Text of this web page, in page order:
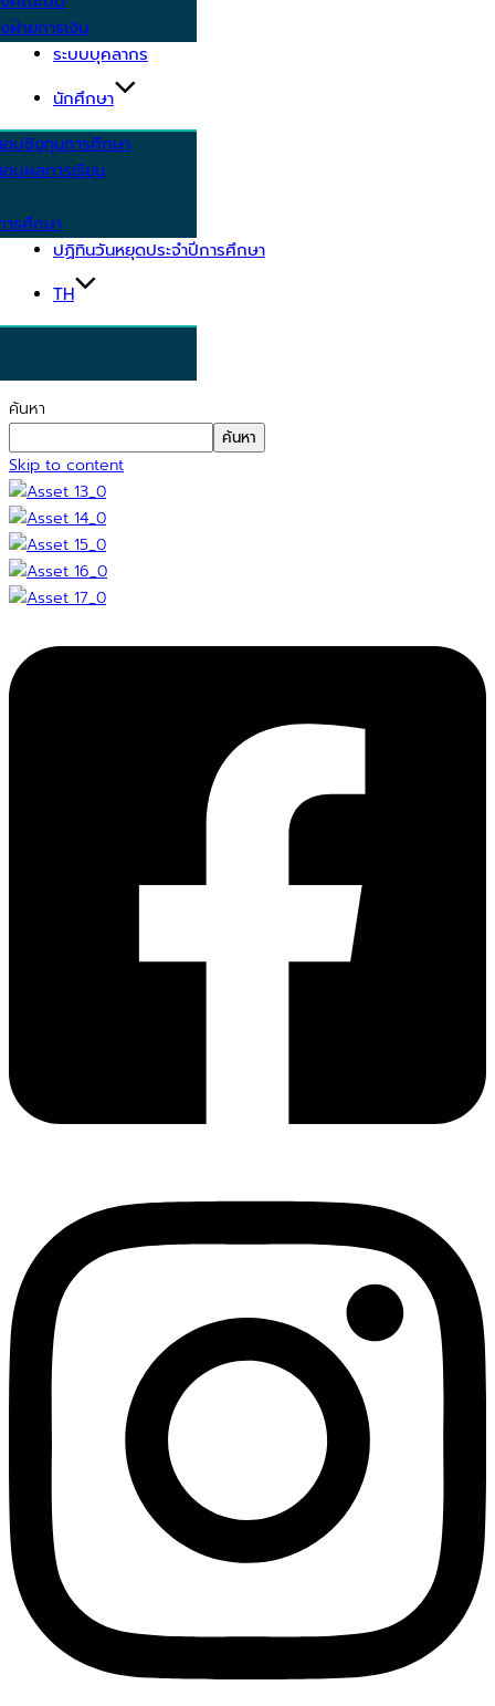
ฝ่ายการเงิน
ระบบบุคลากร
นักศึกษา
บชิงทุนการศึกษา
บผลการเรียน
รศึกษา
ปฏิทินวันหยุดประจำปีการศึกษา
TH
ค้นหา
ค้นหา
Skip to content